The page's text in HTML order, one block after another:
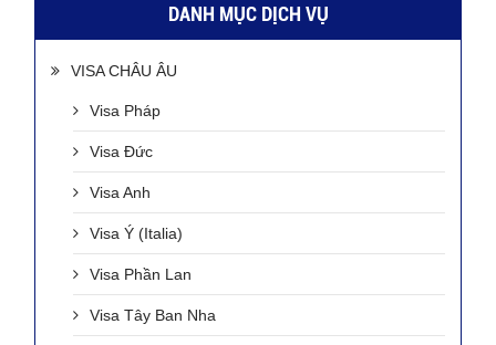
DANH MỤC DỊCH VỤ
VISA CHÂU ÂU
Visa Pháp
Visa Đức
Visa Anh
Visa Ý (Italia)
Visa Phần Lan
Visa Tây Ban Nha